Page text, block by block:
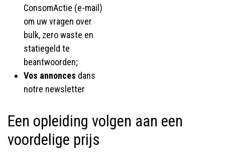
ConsomActie (e-mail)
om uw vragen over
bulk, zero waste en
statiegeld te
beantwoorden;
Vos annonces dans
notre newsletter
Een opleiding volgen aan een
voordelige prijs